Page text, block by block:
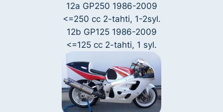
12a GP250 1986-2009
<=250 cc 2-tahti, 1-2syl.
12b GP125 1986-2009
<=125 cc 2-tahti, 1 syl.